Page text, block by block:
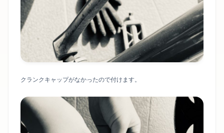
クランクキャップがなかったので付けます。